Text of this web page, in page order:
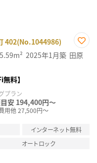
402(No.1044986)
お気
に入
2025年1月築 田原
料】
プラン
安 194,400円～
用他 27,500円～
インターネット無料
オートロック